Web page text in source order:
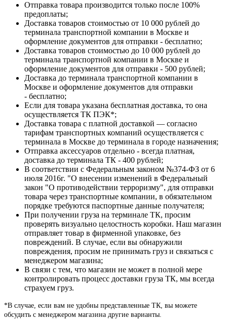
Отправка товара производится только после 100%
предоплаты;
Доставка товаров стоимостью от 10 000 рублей до
терминала транспортной компании в Москве и
оформление документов для отправки - бесплатно;
Доставка товаров стоимостью до 10 000 рублей до
терминала транспортной компании в Москве и
оформление документов для отправки - 500 рублей;
Доставка до терминала транспортной компании в
Москве и оформление документов для отправки
- бесплатно;
Если для товара указана бесплатная доставка, то она
осуществляется ТК ПЭК*;
Доставка товара с платной доставкой — согласно
тарифам транспортных компаний осуществляется с
терминала в Москве до терминала в городе назначения;
Отправка аксессуаров отдельно - всегда платная,
доставка до терминала ТК - 400 рублей;
В соответствии с Федеральным законом №374-ФЗ от 6
июля 2016г. "О внесении изменений в Федеральный
закон "О противодействии терроризму", для отправки
товара через транспортные компании, в обязательном
порядке требуются паспортные данные получателя;
При получении груза на терминале ТК, просим
проверять визуально целостность коробки. Наш магазин
отправляет товар в фирменной упаковке, без
повреждений. В случае, если вы обнаружили
повреждения, просим не принимать груз и связаться с
менеджером магазина;
В связи с тем, что магазин не может в полной мере
контролировать процесс доставки груза ТК, мы всегда
страхуем груз.
*В случае, если вам не удобны представленные ТК, вы можете
обсудить с менеджером магазина другие варианты.